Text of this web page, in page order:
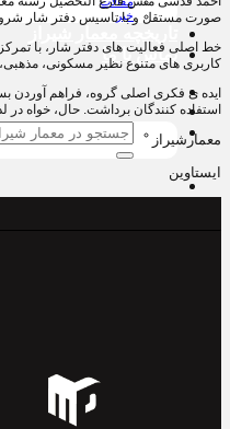
خبر
تماس با ما
جستجو
برای:
صورت مستقل و با تاسیس دفتر شار
خط اصلی فعالیت های دفتر شار، با
کاربری های متنوع نظیر مسکونی،
ایده ی فکری اصلی گروه، فراهم آوردن
استفاده کنندگان برداشت. حال، خواه
معمارشیراز
ایستاوین